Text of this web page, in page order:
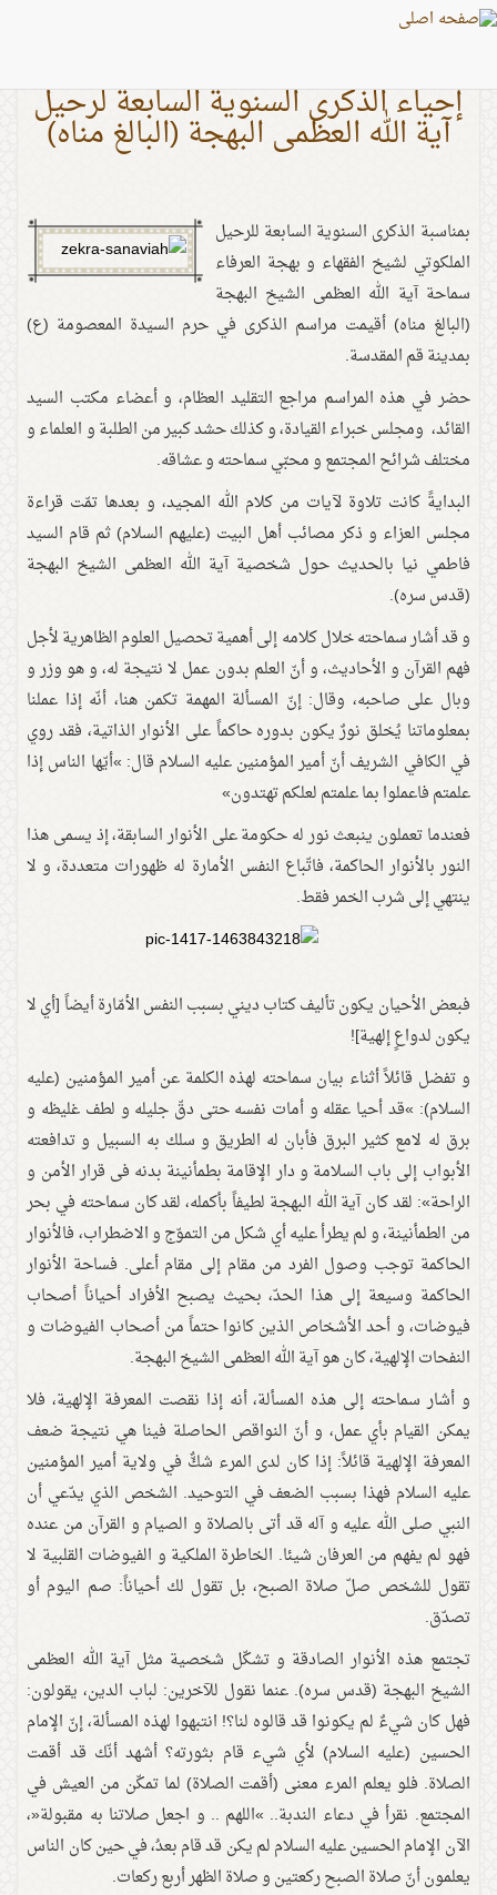
إحياء الذكرى السنوية السابعة لرحيل
آية الله العظمى البهجة (البالغ مناه)
بمناسبة الذكرى السنوية السابعة للرحيل
الملكوتي لشيخ الفقهاء و بهجة العرفاء
سماحة آية الله العظمى الشيخ البهجة
(البالغ مناه) أقيمت مراسم الذكرى في حرم السيدة المعصومة (ع)
بمدينة قم المقدسة.
حضر في هذه المراسم مراجع التقليد العظام، و أعضاء مكتب السيد
القائد، ومجلس خبراء القيادة، و كذلك حشد كبير من الطلبة و العلماء و
مختلف شرائح المجتمع و محبّي سماحته و عشاقه.
البدايةً كانت تلاوة لآيات من كلام الله المجيد، و بعدها تمّت قراءة
مجلس العزاء و ذكر مصائب أهل البيت (عليهم السلام) ثم قام السيد
فاطمي نيا بالحديث حول شخصية آية الله العظمى الشيخ البهجة
(قدس سره).
و قد أشار سماحته خلال كلامه إلى أهمية تحصيل العلوم الظاهرية لأجل
فهم القرآن و الأحاديث، و أنّ العلم بدون عمل لا نتيجة له، و هو وزر و
وبال على صاحبه، وقال: إنّ المسألة المهمة تكمن هنا، أنّه إذا عملنا
بمعلوماتنا يُخلق نورٌ يكون بدوره حاكماً على الأنوار الذاتية، فقد روي
في الكافي الشريف أنّ أمير المؤمنين عليه السلام قال: »أيّها الناس إذا
علمتم فاعملوا بما علمتم لعلكم تهتدون»
فعندما تعملون ينبعث نور له حكومة على الأنوار السابقة، إذ يسمى هذا
النور بالأنوار الحاكمة، فاتّباع النفس الأمارة له ظهورات متعددة، و لا
ينتهي إلى شرب الخمر فقط.
فبعض الأحيان يكون تأليف كتاب ديني بسبب النفس الأمّارة أيضاً [أي لا
يكون لدواعٍ إلهية]!
و تفضل قائلاً أثناء بيان سماحته لهذه الكلمة عن أمير المؤمنين (عليه
السلام): »قد أحیا عقله و أمات نفسه حتی دقّ جلیله و لطف غلیظه و
برق له لامع کثیر البرق فأبان له الطریق و سلك به السبیل و تدافعته
الأبواب إلی باب السلامة و دار الإقامة بطمأنینة بدنه فی قرار الأمن و
الراحة»: لقد كان آية الله البهجة لطيفاً بأكمله، لقد كان سماحته في بحر
من الطمأنينة، و لم يطرأ عليه أي شكل من التموّج و الاضطراب، فالأنوار
الحاكمة توجب وصول الفرد من مقام إلى مقام أعلى. فساحة الأنوار
الحاكمة وسيعة إلى هذا الحدّ، بحيث يصبح الأفراد أحياناً أصحاب
فيوضات، و أحد الأشخاص الذين كانوا حتماً من أصحاب الفيوضات و
النفحات الإلهية، كان هو آية الله العظمى الشيخ البهجة.
و أشار سماحته إلى هذه المسألة، أنه إذا نقصت المعرفة الإلهية، فلا
يمكن القيام بأي عمل، و أنّ النواقص الحاصلة فينا هي نتيجة ضعف
المعرفة الإلهية قائلاً: إذا كان لدى المرء شكٌّ في ولاية أمير المؤمنين
عليه السلام فهذا بسبب الضعف في التوحيد. الشخص الذي يدّعي أن
النبي صلى الله عليه و آله قد أتى بالصلاة و الصيام و القرآن من عنده
فهو لم يفهم من العرفان شيئا. الخاطرة الملكية و الفيوضات القلبية لا
تقول للشخص صلّ صلاة الصبح، بل تقول لك أحياناً: صم اليوم أو
تصدّق.
تجتمع هذه الأنوار الصادقة و تشكّل شخصية مثل آية الله العظمى
الشيخ البهجة (قدس سره). عنما نقول للآخرين: لباب الدين، يقولون:
فهل كان شيءٌ لم يكونوا قد قالوه لنا؟! انتبهوا لهذه المسألة، إنّ الإمام
الحسين (عليه السلام) لأي شيء قام بثورته؟ أشهد أنّك قد أقمت
الصلاة. فلو يعلم المرء معنى (أقمت الصلاة) لما تمكّن من العيش في
المجتمع. نقرأ في دعاء الندبة.. »اللهم .. و اجعل صلاتنا به مقبولة«،
الآن الإمام الحسين عليه السلام لم يكن قد قام بعدُ، في حين كان الناس
يعلمون أنّ صلاة الصبح ركعتين و صلاة الظهر أربع ركعات.